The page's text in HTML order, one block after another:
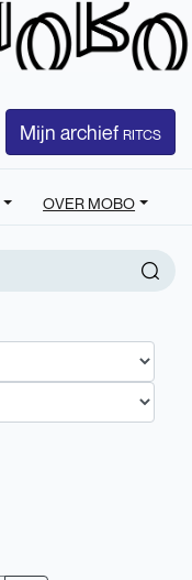
Mijn archief RITCS
OVER MOBO